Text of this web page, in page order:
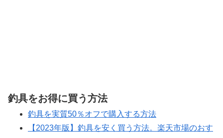
釣具をお得に買う方法
釣具を実質50％オフで購入する方法
【2023年版】釣具を安く買う方法。楽天市場のおす